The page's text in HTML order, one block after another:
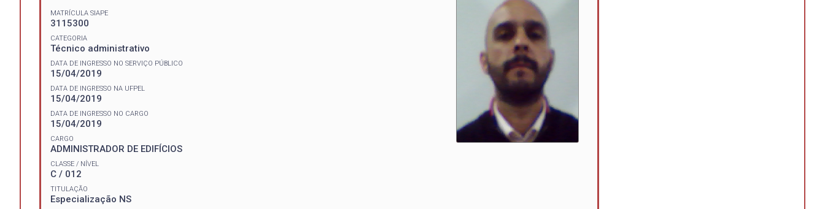
MATRÍCULA SIAPE
3115300
CATEGORIA
Técnico administrativo
DATA DE INGRESSO NO SERVIÇO PÚBLICO
15/04/2019
DATA DE INGRESSO NA UFPEL
15/04/2019
DATA DE INGRESSO NO CARGO
15/04/2019
CARGO
ADMINISTRADOR DE EDIFÍCIOS
CLASSE / NÍVEL
C / 012
TITULAÇÃO
Especialização NS